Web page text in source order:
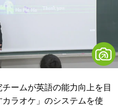
ームが英語の能力向上を目
ラオケ」のシステムを使